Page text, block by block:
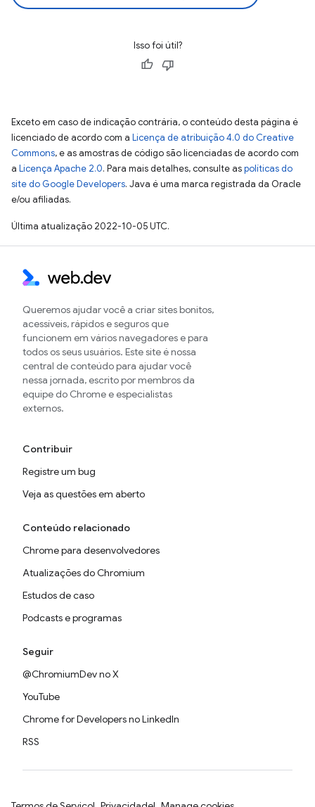
Isso foi útil?
Exceto em caso de indicação contrária, o conteúdo desta página é
licenciado de acordo com a Licença de atribuição 4.0 do Creative
Commons, e as amostras de código são licenciadas de acordo com
a Licença Apache 2.0. Para mais detalhes, consulte aspolíticas do
site do Google Developers. Java é uma marca registrada da Oracle
e/ou afiliadas.
Última atualização 2022-10-05 UTC.
Queremos ajudar você a criar sites bonitos,
acessíveis, rápidos e seguros que
funcionem em vários navegadores e para
todos os seus usuários. Este site é nossa
central de conteúdo para ajudar você
nessa jornada, escrito por membros da
equipe do Chrome e especialistas
externos.
Contribuir
Registre um bug
Veja as questões em aberto
Conteúdo relacionado
Chrome para desenvolvedores
Atualizações do Chromium
Estudos de caso
Podcasts e programas
Seguir
@ChromiumDev no X
YouTube
Chrome for Developers no LinkedIn
RSS